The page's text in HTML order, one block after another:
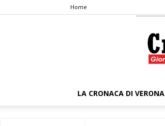
Home
LA CRONACA DI VERONA